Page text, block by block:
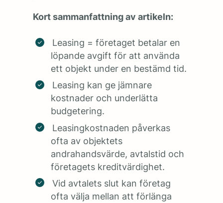
Kort sammanfattning av artikeln:
Leasing = företaget betalar en
löpande avgift för att använda
ett objekt under en bestämd tid.
Leasing kan ge jämnare
kostnader och underlätta
budgetering.
Leasingkostnaden påverkas
ofta av objektets
andrahandsvärde, avtalstid och
företagets kreditvärdighet.
Vid avtalets slut kan företag
ofta välja mellan att förlänga